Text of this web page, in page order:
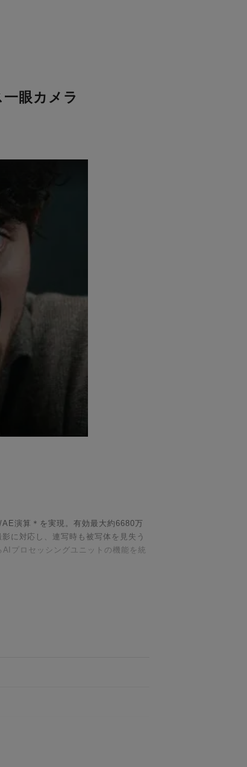
眼カメラ
演算＊を実現。有効最大約6680万
に対応し、連写時も被写体を見失う
プロセッシングユニットの機能を統
、明暗差の大きいシーンにおいて
て、ディープラーニング技術を活
が安定。屋内外を問わず、多くの環